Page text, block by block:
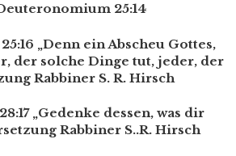
25:14
„Denn ein Abscheu Gottes,
der solche Dinge tut, jeder, der
Rabbiner S. R. Hirsch
„Gedenke dessen, was dir
Rabbiner S..R. Hirsch